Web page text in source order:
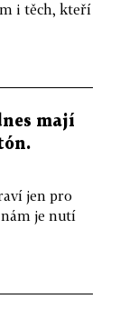
i těch, kteří
mají
jen pro
nám je nutí